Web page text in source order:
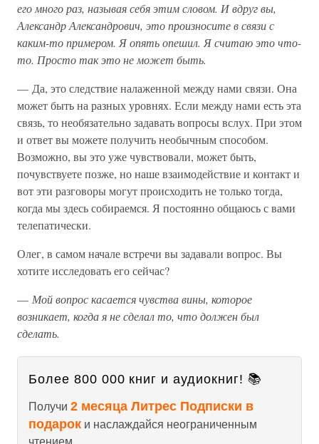
его много раз, называя себя этим словом. И вдруг вы,
Александр Александрович, это произносите в связи с
каким-то примером. Я опять опешил. Я считаю это что-
то. Просто так это не может быть.
— Да, это следствие налаженной между нами связи. Она
может быть на разных уровнях. Если между нами есть эта
связь, то необязательно задавать вопросы вслух. При этом
и ответ вы можете получить необычным способом.
Возможно, вы это уже чувствовали, может быть,
почувствуете позже, но наше взаимодействие и контакт и
вот эти разговоры могут происходить не только тогда,
когда мы здесь собираемся. Я постоянно общаюсь с вами
телепатически.
Олег, в самом начале встречи вы задавали вопрос. Вы
хотите исследовать его сейчас?
— Мой вопрос касается чувства вины, которое
возникает, когда я не сделал то, что должен был
сделать.
Более 800 000 книг и аудиокниг! 📚
Получи 2 месяца Литрес Подписки в
подарок и наслаждайся неограниченным
чтением